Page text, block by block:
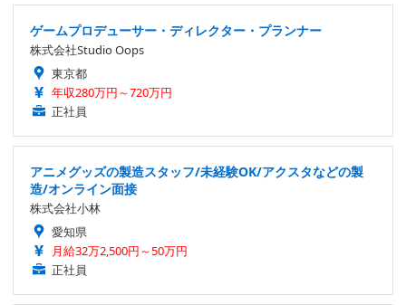
ゲームプロデューサー・ディレクター・プランナー
株式会社Studio Oops
東京都
年収280万円～720万円
正社員
アニメグッズの製造スタッフ/未経験OK/アクスタなどの製
造/オンライン面接
株式会社小林
愛知県
月給32万2,500円～50万円
正社員